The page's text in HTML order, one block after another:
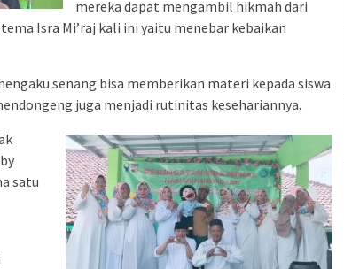
mereka dapat mengambil hikmah dari
Isra Mi’raj kali ini yaitu menebar kebaikan
senang bisa memberikan materi kepada siswa
juga menjadi rutinitas kesehariannya.
satu